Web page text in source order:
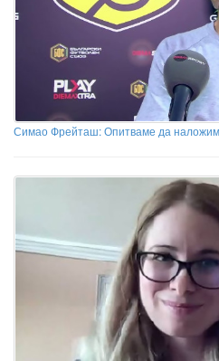
Симао Фрейташ: Опитваме да